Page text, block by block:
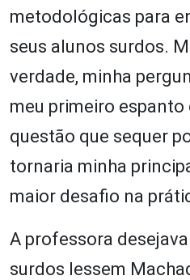
metodológicas para
seus alunos surdos.
verdade, minha
meu primeiro espanto
questão que sequer
tornaria minha
maior desafio na
A professora
surdos lessem